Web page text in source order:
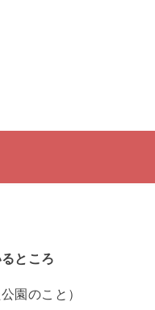
ところ
園のこと）